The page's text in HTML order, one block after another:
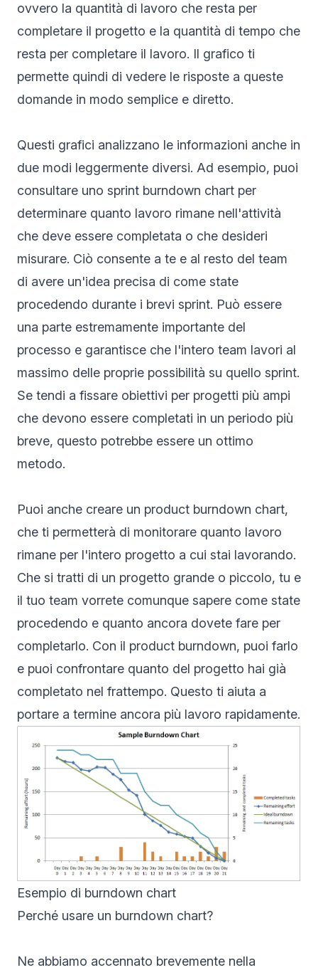
ovvero la quantità di lavoro che resta per
completare il progetto e la quantità di tempo che
resta per completare il lavoro. Il grafico ti
permette quindi di vedere le risposte a queste
domande in modo semplice e diretto.
Questi grafici analizzano le informazioni anche in
due modi leggermente diversi. Ad esempio, puoi
consultare uno sprint burndown chart per
determinare quanto lavoro rimane nell'attività
che deve essere completata o che desideri
misurare. Ciò consente a te e al resto del team
di avere un'idea precisa di come state
procedendo durante i brevi sprint. Può essere
una parte estremamente importante del
processo e garantisce che l'intero team lavori al
massimo delle proprie possibilità su quello sprint.
Se tendi a fissare obiettivi per progetti più ampi
che devono essere completati in un periodo più
breve, questo potrebbe essere un ottimo
metodo.
Puoi anche creare un product burndown chart,
che ti permetterà di monitorare quanto lavoro
rimane per l'intero progetto a cui stai lavorando.
Che si tratti di un progetto grande o piccolo, tu e
il tuo team vorrete comunque sapere come state
procedendo e quanto ancora dovete fare per
completarlo. Con il product burndown, puoi farlo
e puoi confrontare quanto del progetto hai già
completato nel frattempo. Questo ti aiuta a
portare a termine ancora più lavoro rapidamente.
Esempio di burndown chart
Perché usare un burndown chart?
Ne abbiamo accennato brevemente nella